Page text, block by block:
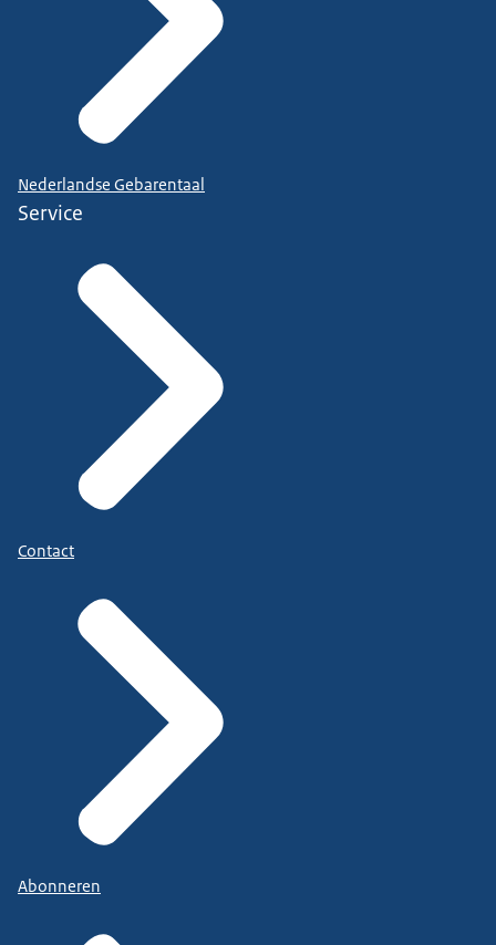
Nederlandse Gebarentaal
Service
Contact
Abonneren